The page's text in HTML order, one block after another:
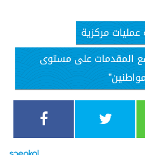
مركزية
المقدمات على مستوى